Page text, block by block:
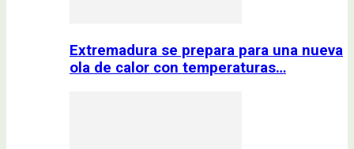
Extremadura se prepara para una nueva
ola de calor con temperaturas…